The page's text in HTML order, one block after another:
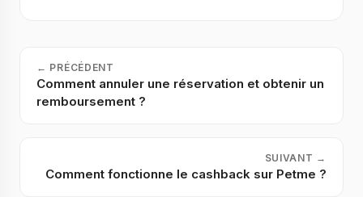
← PRÉCÉDENT
Comment annuler une réservation et obtenir un
remboursement ?
SUIVANT →
Comment fonctionne le cashback sur Petme ?